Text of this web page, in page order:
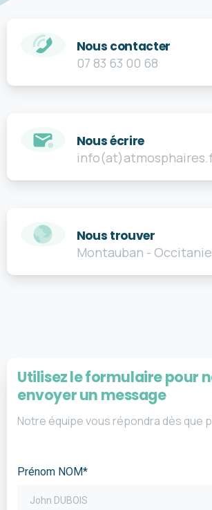
Nous contacter
07 83 63 00 68
Nous écrire
Nous trouver
Montauban - Occitanie
Utilisez le formulaire pour
envoyer un message
Notre équipe vous répondra dès que
Prénom NOM*